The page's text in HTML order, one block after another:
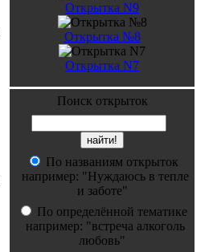
Открытка N9
Открытка №8
Открытка N7
Поиск открыток
По названиям открыток
например: "Нуждаюсь в тепле
и заботе"
По определённой тематике
например: "встреча алкоголь
любовь"